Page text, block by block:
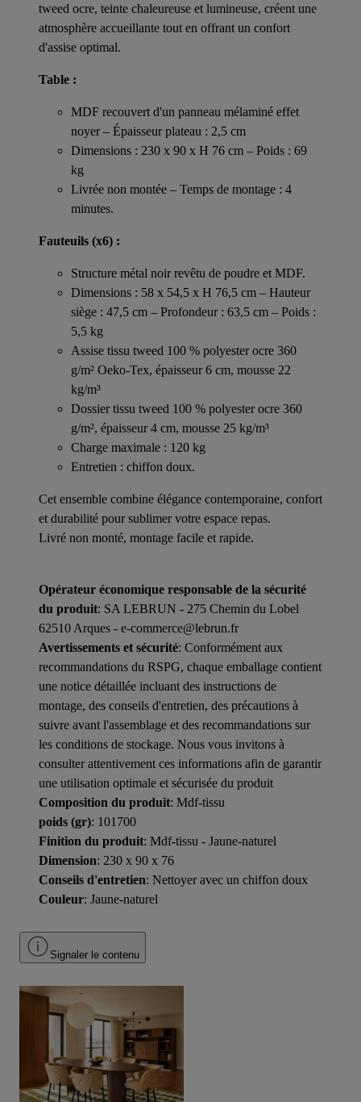
tweed ocre, teinte chaleureuse et lumineuse, créent une
atmosphère accueillante tout en offrant un confort
d'assise optimal.
Table :
MDF recouvert d'un panneau mélaminé effet
noyer – Épaisseur plateau : 2,5 cm
Dimensions : 230 x 90 x H 76 cm – Poids : 69
kg
Livrée non montée – Temps de montage : 4
minutes.
Fauteuils (x6) :
Structure métal noir revêtu de poudre et MDF.
Dimensions : 58 x 54,5 x H 76,5 cm – Hauteur
siège : 47,5 cm – Profondeur : 63,5 cm – Poids :
5,5 kg
Assise tissu tweed 100 % polyester ocre 360
g/m² Oeko-Tex, épaisseur 6 cm, mousse 22
kg/m³
Dossier tissu tweed 100 % polyester ocre 360
g/m², épaisseur 4 cm, mousse 25 kg/m³
Charge maximale : 120 kg
Entretien : chiffon doux.
Cet ensemble combine élégance contemporaine, confort
et durabilité pour sublimer votre espace repas.
Livré non monté, montage facile et rapide.
Opérateur économique responsable de la sécurité
du produit: SA LEBRUN - 275 Chemin du Lobel
62510 Arques - e-commerce@lebrun.fr
Avertissements et sécurité: Conformément aux
recommandations du RSPG, chaque emballage contient
une notice détaillée incluant des instructions de
montage, des conseils d'entretien, des précautions à
suivre avant l'assemblage et des recommandations sur
les conditions de stockage. Nous vous invitons à
consulter attentivement ces informations afin de garantir
une utilisation optimale et sécurisée du produit
Composition du produit: Mdf-tissu
poids (gr): 101700
Finition du produit: Mdf-tissu - Jaune-naturel
Dimension: 230 x 90 x 76
Conseils d'entretien: Nettoyer avec un chiffon doux
Couleur: Jaune-naturel
Signaler le contenu